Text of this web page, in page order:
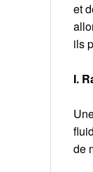
et
ils
I.
de